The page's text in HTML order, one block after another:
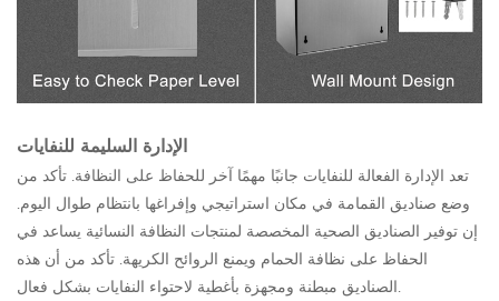
الإدارة السليمة للنفايات
تعد الإدارة الفعالة للنفايات جانبًا مهمًا آخر للحفاظ على النظافة. تأكد من
وضع صناديق القمامة في مكان استراتيجي وإفراغها بانتظام طوال اليوم.
إن توفير الصناديق الصحية المخصصة لمنتجات النظافة النسائية يساعد في
الحفاظ على نظافة الحمام ويمنع الروائح الكريهة. تأكد من أن هذه
الصناديق مبطنة ومجهزة بأغطية لاحتواء النفايات بشكل فعال.